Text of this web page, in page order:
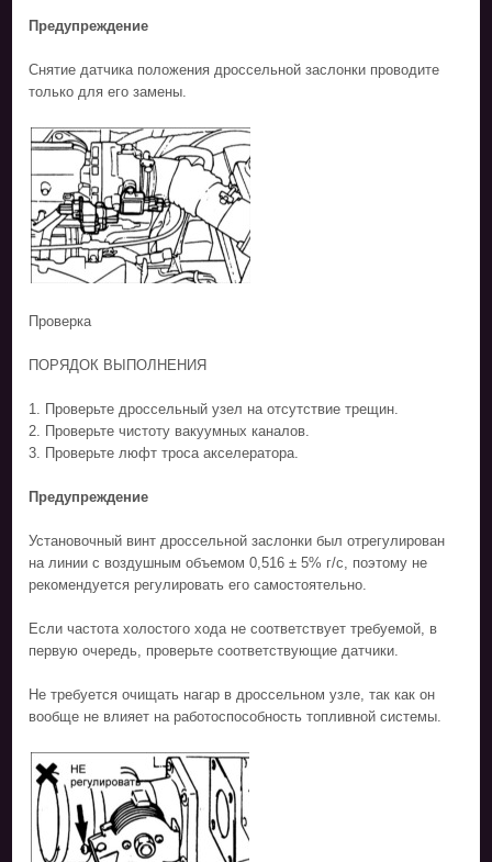
Предупреждение
Снятие датчика положения дроссельной заслонки проводите
только для его замены.
Проверка
ПОРЯДОК ВЫПОЛНЕНИЯ
1. Проверьте дроссельный узел на отсутствие трещин.
2. Проверьте чистоту вакуумных каналов.
3. Проверьте люфт троса акселератора.
Предупреждение
Установочный винт дроссельной заслонки был отрегулирован
на линии с воздушным объемом 0,516 ± 5% г/с, поэтому не
рекомендуется регулировать его самостоятельно.
Если частота холостого хода не соответствует требуемой, в
первую очередь, проверьте соответствующие датчики.
Не требуется очищать нагар в дроссельном узле, так как он
вообще не влияет на работоспособность топливной системы.